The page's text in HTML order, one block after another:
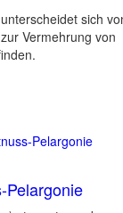
sich
Vermehrung von
Pelargonie